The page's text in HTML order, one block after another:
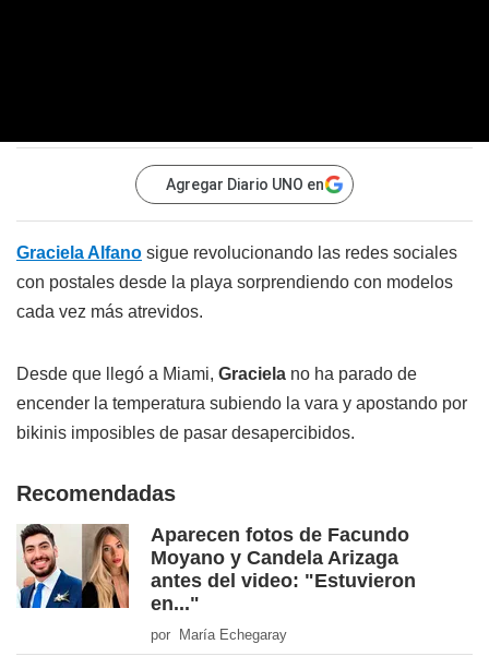
Agregar Diario UNO en
Graciela Alfano sigue revolucionando las redes sociales
con postales desde la playa sorprendiendo con modelos
cada vez más atrevidos.
Desde que llegó a Miami, Graciela no ha parado de
encender la temperatura subiendo la vara y apostando por
bikinis imposibles de pasar desapercibidos.
Recomendadas
Aparecen fotos de Facundo
Moyano y Candela Arizaga
antes del video: "Estuvieron
en..."
por María Echegaray